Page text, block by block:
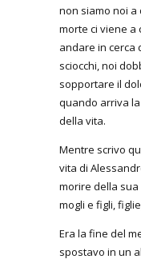
non siamo noi
morte ci viene a
andare in cerca
sciocchi, noi
sopportare il
quando arriva
della vita.
Mentre scrivo
vita di
morire della
mogli e figli,
Era la fine del
spostavo in un